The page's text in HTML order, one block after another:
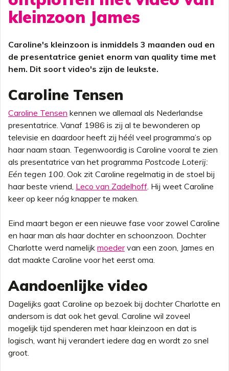
kleinzoon James
Caroline's kleinzoon is inmiddels 3 maanden oud en
de presentatrice geniet enorm van quality time met
hem. Dit soort video's zijn de leukste.
Caroline Tensen
Caroline Tensen kennen we allemaal als Nederlandse
presentatrice. Vanaf 1986 is zij al te bewonderen op
televisie en daardoor heeft zij héél veel programma’s op
haar naam staan. Tegenwoordig is Caroline vooral te zien
als presentatrice van het programma Postcode Loterij:
Eén tegen 100. Ook zit Caroline regelmatig in de stoel bij
haar beste vriend, Leco van Zadelhoff. Hij weet Caroline
keer op keer nóg knapper te maken.
Eind maart begon er een nieuwe fase voor zowel Caroline
en haar man als haar dochter en schoonzoon. Dochter
Charlotte werd namelijk moedervan een zoon, James en
dat maakte Caroline voor het eerst oma.
Aandoenlijke video
Dagelijks gaat Caroline op bezoek bij dochter Charlotte en
andersom is dat ook het geval. Caroline wil zoveel
mogelijk tijd spenderen met haar kleinzoon en dat is
logisch, want hij verandert iedere dag en wordt zo snel
groot.